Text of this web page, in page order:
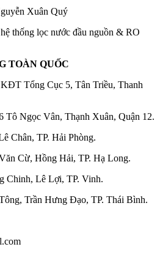
Xuân Quý
thống lọc nước đầu nguồn & RO
TOÀN QUỐC
Tổng Cục 5, Tân Triều, Thanh
Tô Ngọc Vân, Thạnh Xuân, Quận 12.
Chân, TP. Hải Phòng.
Cừ, Hồng Hải, TP. Hạ Long.
Chinh, Lê Lợi, TP. Vinh.
Trần Hưng Đạo, TP. Thái Bình.